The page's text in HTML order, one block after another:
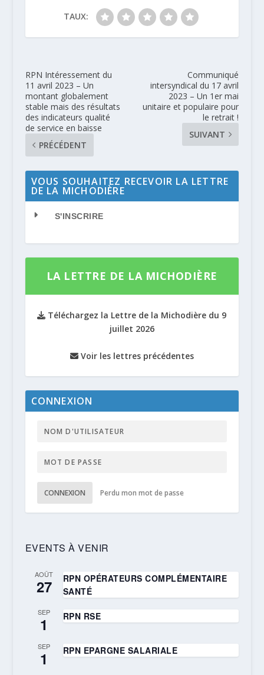
TAUX:
RPN Intéressement du
11 avril 2023 – Un
montant globalement
stable mais des résultats
des indicateurs qualité
de service en baisse
PRÉCÉDENT
Communiqué
intersyndical du 17 avril
2023 – Un 1er mai
unitaire et populaire pour
le retrait !
SUIVANT
VOUS SOUHAITEZ RECEVOIR LA LETTRE
DE LA MICHODIÈRE
S'INSCRIRE
LA LETTRE DE LA MICHODIÈRE
Téléchargez la Lettre de la Michodière du 9
juillet 2026
Voir les lettres précédentes
CONNEXION
CONNEXION Perdu mon mot de passe
EVENTS À VENIR
AOÛT
27
RPN OPÉRATEURS COMPLÉMENTAIRE
SANTÉ
SEP
1 RPN RSE
SEP
1 RPN EPARGNE SALARIALE